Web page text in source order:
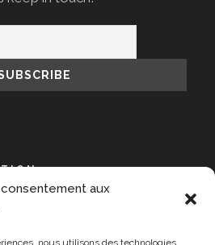
aux
nous utilisons des technologies
l’Opéra, 75001 Paris